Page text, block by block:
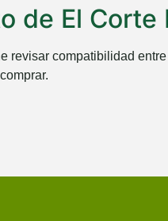
de El Corte
revisar compatibilidad